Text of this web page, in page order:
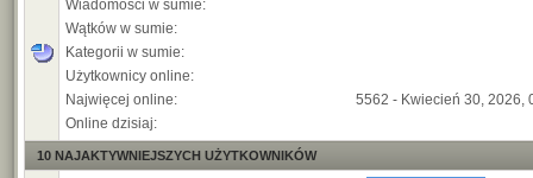
Wiadomości w sumie:
Wątków w sumie:
Kategorii w sumie:
Użytkownicy online:
Najwięcej online:
5562 - Kwiecień 30, 2026,
Online dzisiaj:
10 NAJAKTYWNIEJSZYCH UŻYTKOWNIKÓW